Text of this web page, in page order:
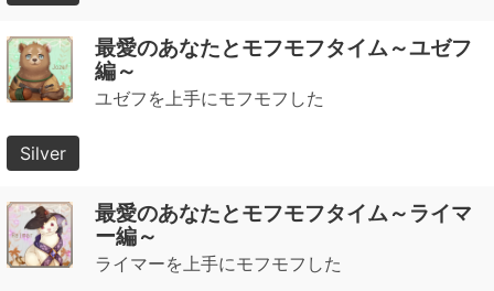
最愛のあなたとモフモフタイム～ユゼフ
編～
ユゼフを上手にモフモフした
Silver
最愛のあなたとモフモフタイム～ライマ
ー編～
ライマーを上手にモフモフした